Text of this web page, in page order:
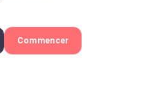
Commencer